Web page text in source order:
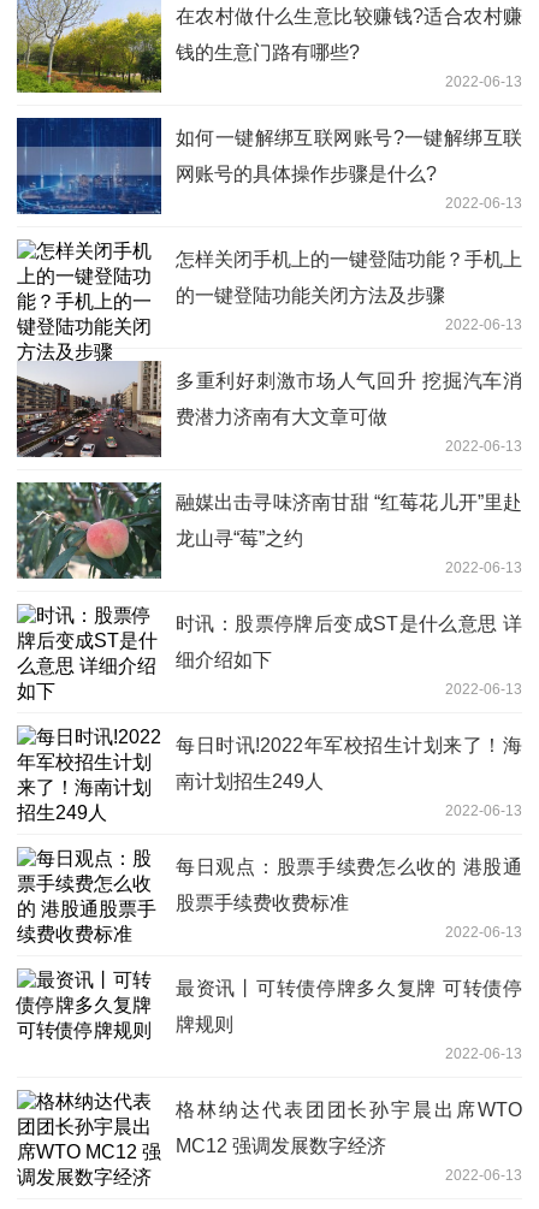
在农村做什么生意比较赚钱?适合农村赚
钱的生意门路有哪些?
2022-06-13
如何一键解绑互联网账号?一键解绑互联
网账号的具体操作步骤是什么?
2022-06-13
怎样关闭手机上的一键登陆功能？手机上
的一键登陆功能关闭方法及步骤
2022-06-13
多重利好刺激市场人气回升 挖掘汽车消
费潜力济南有大文章可做
2022-06-13
融媒出击寻味济南甘甜 “红莓花儿开”里赴
龙山寻“莓”之约
2022-06-13
时讯：股票停牌后变成ST是什么意思 详
细介绍如下
2022-06-13
每日时讯!2022年军校招生计划来了！海
南计划招生249人‍
2022-06-13
每日观点：股票手续费怎么收的 港股通
股票手续费收费标准
2022-06-13
最资讯丨可转债停牌多久复牌 可转债停
牌规则
2022-06-13
格林纳达代表团团长孙宇晨出席WTO
MC12 强调发展数字经济
2022-06-13